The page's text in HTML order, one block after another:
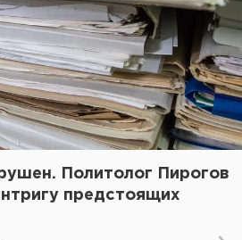
Политолог Пирогов
предстоящих